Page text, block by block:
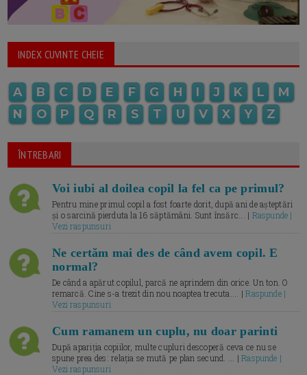
INDEX CUVINTE CHEIE
A B C D E F G H I J K L
M
N
O P Q R S T U V X Y Z
ÎNTREBARI
Voi iubi al doilea copil la fel ca pe primul?
Pentru mine primul copil a fost foarte dorit, după ani de așteptări
și o sarcină pierduta la 16 săptămâni. Sunt însărc... | Raspunde |
Vezi raspunsuri
Ne certăm mai des de când avem copil. E
normal?
De când a apărut copilul, parcă ne aprindem din orice. Un ton. O
remarcă. Cine s-a trezit din nou noaptea trecuta.... |Raspunde |
Vezi raspunsuri
Cum ramanem un cuplu, nu doar parinti
După apariția copiilor, multe cupluri descoperă ceva ce nu se
spune prea des: relația se mută pe plan secund. ... |Raspunde |
Vezi raspunsuri